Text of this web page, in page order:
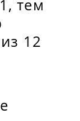
тем
12